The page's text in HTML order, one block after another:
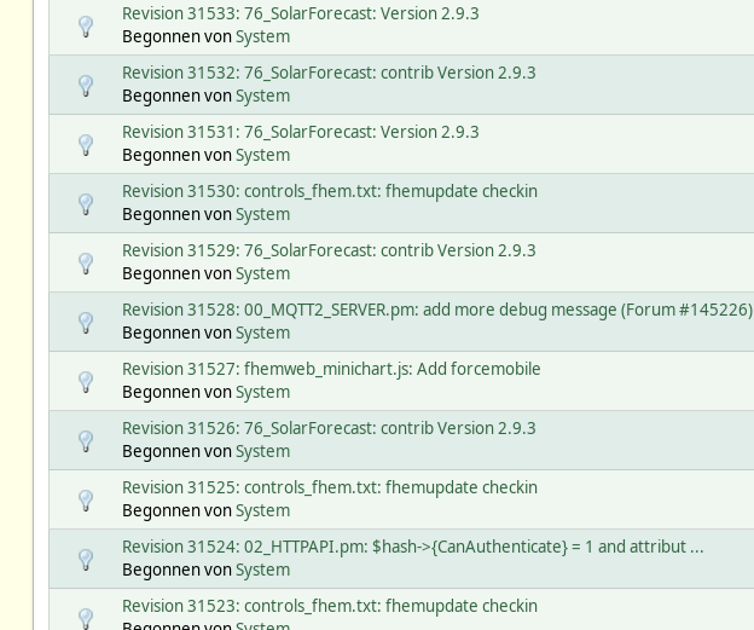
Revision 31533: 76_SolarForecast: Version 2.9.3
Begonnen vonSystem
Revision 31532: 76_SolarForecast: contrib Version 2.9.3
Begonnen vonSystem
Revision 31531: 76_SolarForecast: Version 2.9.3
Begonnen vonSystem
Revision 31530: controls_fhem.txt: fhemupdate checkin
Begonnen vonSystem
Revision 31529: 76_SolarForecast: contrib Version 2.9.3
Begonnen vonSystem
Revision 31528: 00_MQTT2_SERVER.pm: add more debug message (Forum #145226)
Begonnen vonSystem
Revision 31527: fhemweb_minichart.js: Add forcemobile
Begonnen vonSystem
Revision 31526: 76_SolarForecast: contrib Version 2.9.3
Begonnen vonSystem
Revision 31525: controls_fhem.txt: fhemupdate checkin
Begonnen vonSystem
Revision 31524: 02_HTTPAPI.pm: $hash->{CanAuthenticate} = 1 and attribut ...
Begonnen vonSystem
Revision 31523: controls_fhem.txt: fhemupdate checkin